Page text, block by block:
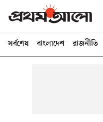
সর্বশেষ বাংলাদেশ রাজনীতি